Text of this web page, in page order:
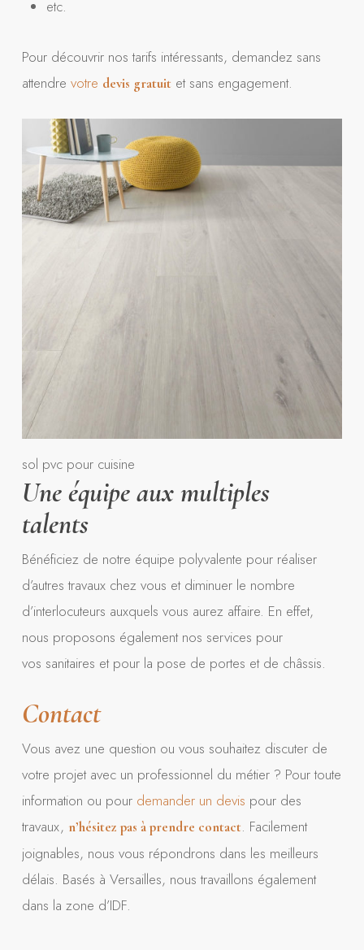
etc.
Pour découvrir nos tarifs intéressants, demandez sans
attendre votre devis gratuitet sans engagement.
sol pvc pour cuisine
Une équipe aux multiples
talents
Bénéficiez de notre équipe polyvalente pour réaliser
d’autres travaux chez vous et diminuer le nombre
d’interlocuteurs auxquels vous aurez affaire. En effet,
nous proposons également nos services pour
vos sanitaires et pour la pose de portes et de châssis.
Contact
Vous avez une question ou vous souhaitez discuter de
votre projet avec un professionnel du métier ? Pour toute
information ou pour demander un devis pour des
travaux, n’hésitez pas à prendre contact. Facilement
joignables, nous vous répondrons dans les meilleurs
délais. Basés à Versailles, nous travaillons également
dans la zone d’IDF.